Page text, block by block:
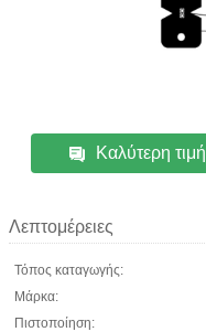
Καλύτερη τιμή
Λεπτομέρειες
Τόπος καταγωγής:
Μάρκα:
Πιστοποίηση: